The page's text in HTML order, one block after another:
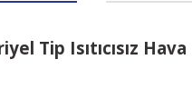
Tip Isıtıcısız